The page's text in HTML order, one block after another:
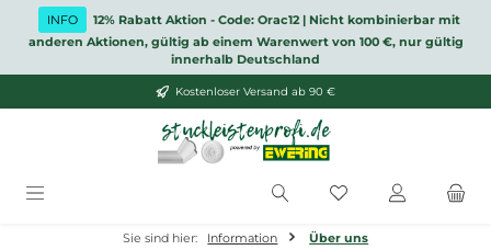
Zum Hauptinhalt springen
INFO
12% Rabatt Aktion - Code: Orac12 | Nicht kombinierbar mit
anderen Aktionen, gültig ab einem Warenwert von 100 €, nur gültig
innerhalb Deutschland
Kostenloser Versand ab 90 €
Du hast 0
Sie sind hier: Information Über uns